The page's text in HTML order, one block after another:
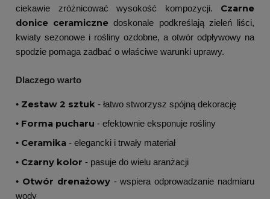
ciekawie zróżnicować wysokość kompozycji. Czarne
donice ceramiczne doskonale podkreślają zieleń liści,
kwiaty sezonowe i rośliny ozdobne, a otwór odpływowy na
spodzie pomaga zadbać o właściwe warunki uprawy.
Dlaczego warto
• Zestaw 2 sztuk - łatwo stworzysz spójną dekorację
• Forma pucharu - efektownie eksponuje rośliny
• Ceramika - elegancki i trwały materiał
• Czarny kolor - pasuje do wielu aranżacji
• Otwór drenażowy- wspiera odprowadzanie nadmiaru
wody